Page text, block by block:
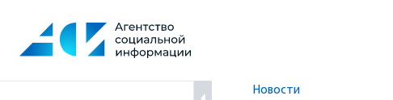
содержанию
Новости